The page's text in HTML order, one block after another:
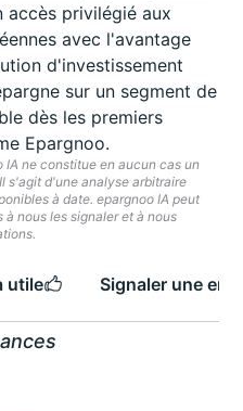
accès privilégié aux
avec l'avantage
d'investissement
sur un segment de
dès les premiers
Epargnoo.
IA ne constitue en aucun cas un
s'agit d'une analyse arbitraire
à date. epargnoo IA peut
nous les signaler et à nous
utile Signaler une